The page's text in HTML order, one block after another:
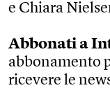
e Chiara
Abbonati a
abbonamento
ricevere le